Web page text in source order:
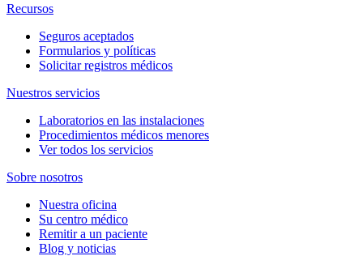
Recursos
Seguros aceptados
Formularios y políticas
Solicitar registros médicos
Nuestros servicios
Laboratorios en las instalaciones
Procedimientos médicos menores
Ver todos los servicios
Sobre nosotros
Nuestra oficina
Su centro médico
Remitir a un paciente
Blog y noticias